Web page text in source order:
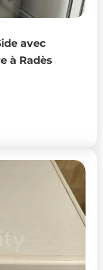
avec
à Radès